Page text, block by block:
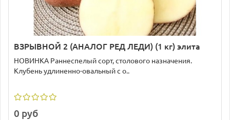
ВЗРЫВНОЙ 2 (АНАЛОГ РЕД ЛЕДИ) (1 кг) элита
НОВИНКА Раннеспелый сорт, столового назначения.
Клубень удлиненно-овальный с о..
0 руб